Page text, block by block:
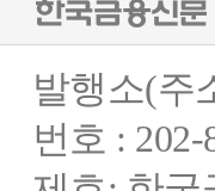
발행소(주
번호 : 202-